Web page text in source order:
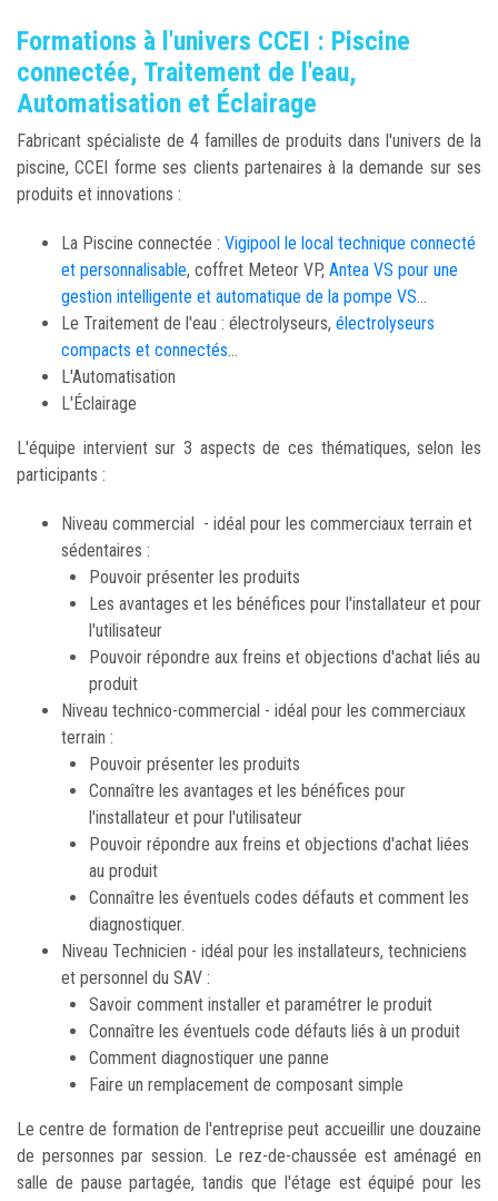
Formations à l'univers CCEI : Piscine
connectée, Traitement de l'eau,
Automatisation et Éclairage
Fabricant spécialiste de 4 familles de produits dans l'univers de la
piscine, CCEI forme ses clients partenaires à la demande sur ses
produits et innovations :
La Piscine connectée : Vigipool le local technique connecté
et personnalisable, coffret Meteor VP, Antea VS pour une
gestion intelligente et automatique de la pompe VS
Le Traitement de l'eau : électrolyseurs, électrolyseurs
compacts et connectés
L'Automatisation
L'Éclairage
L'équipe intervient sur 3 aspects de ces thématiques, selon les
participants :
Niveau commercial - idéal pour les commerciaux terrain et
sédentaires :
Pouvoir présenter les produits
Les avantages et les bénéfices pour l'installateur et pour
l'utilisateur
Pouvoir répondre aux freins et objections d'achat liés au
produit
Niveau technico-commercial - idéal pour les commerciaux
terrain :
Pouvoir présenter les produits
Connaître les avantages et les bénéfices pour
l'installateur et pour l'utilisateur
Pouvoir répondre aux freins et objections d'achat liées
au produit
Connaître les éventuels codes défauts et comment les
diagnostiquer.
Niveau Technicien - idéal pour les installateurs, techniciens
et personnel du SAV :
Savoir comment installer et paramétrer le produit
Connaître les éventuels code défauts liés à un produit
Comment diagnostiquer une panne
Faire un remplacement de composant simple
Le centre de formation de l'entreprise peut accueillir une douzaine
de personnes par session. Le rez-de-chaussée est aménagé en
salle de pause partagée, tandis que l'étage est équipé pour les